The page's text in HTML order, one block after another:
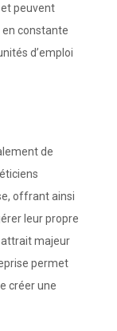
peuvent
en constante
d’emploi
de
offrant ainsi
leur propre
attrait majeur
permet
créer une